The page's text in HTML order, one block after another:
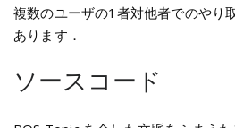
複数のユーザの1者対他者でのやり
あります．
ソースコード